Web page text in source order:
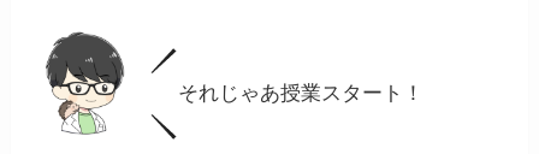
それじゃあ授業スタート！